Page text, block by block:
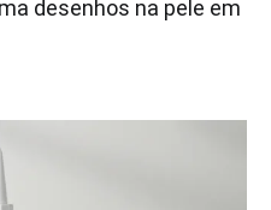
desenhos na pele em